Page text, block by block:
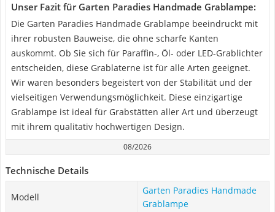
Unser Fazit für Garten Paradies Handmade Grablampe:
Die Garten Paradies Handmade Grablampe beeindruckt mit
ihrer robusten Bauweise, die ohne scharfe Kanten
auskommt. Ob Sie sich für Paraffin-, Öl- oder LED-Grablichter
entscheiden, diese Grablaterne ist für alle Arten geeignet.
Wir waren besonders begeistert von der Stabilität und der
vielseitigen Verwendungsmöglichkeit. Diese einzigartige
Grablampe ist ideal für Grabstätten aller Art und überzeugt
mit ihrem qualitativ hochwertigen Design.
08/2026
Technische Details
Modell
Garten Paradies Handmade
Grablampe